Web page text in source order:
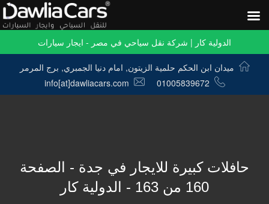
الدولية كار | شركة نقل سياحي في مصر - ايجار سيارات
ميدان ابن الحكم حلمية الزيتون, امام دنيا الجمبري, برج المرمر
01005839672
info[at]dawliacars.com
حافلات كبيرة للايجار في جدة - الصفحة
160 من 163 - الدولية كار